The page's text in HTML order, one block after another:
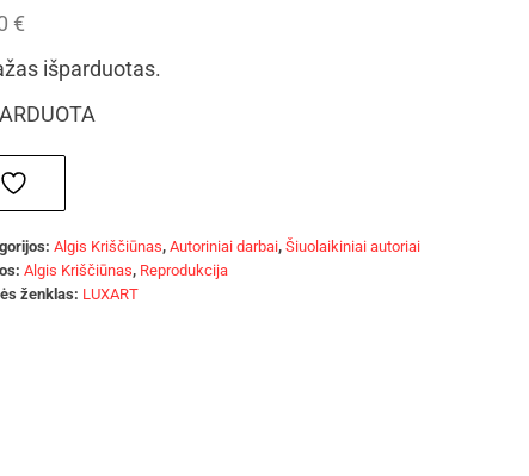
€
išparduotas.
Algis Kriščiūnas, Autoriniai darbai, Šiuolaikiniai autoriai
Algis Kriščiūnas, Reprodukcija
ženklas: LUXART